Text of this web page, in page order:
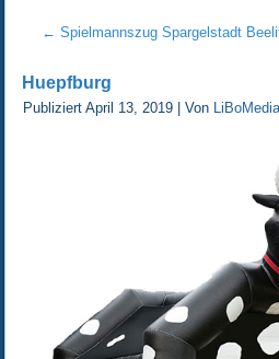
← Spielmannszug Spargelstadt
Huepfburg
Publiziert April 13, 2019 |Von LiBoMedia